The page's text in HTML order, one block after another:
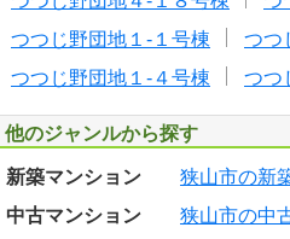
つつじ野団地１-１号棟
つつ
つつじ野団地１-４号棟
つつ
他のジャンルから探す
新築マンション 狭山市の新
中古マンション
狭山市の中